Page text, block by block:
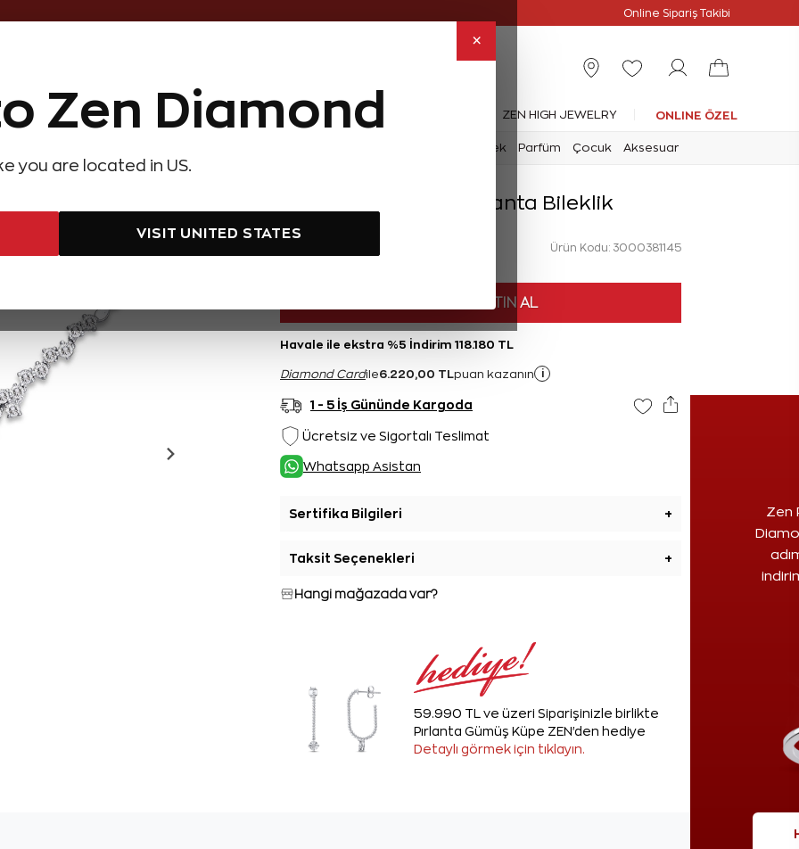
×
Zen Diamond
you are located in US.
VISIT UNITED STATES
Online Sipariş Takibi
Hediye Önerileri Evlilik Teklifi Setler Özel Koleksiyonlar ZEN HIGH JEWELRY ONLINE ÖZEL
Erkek Parfüm Çocuk Aksesuar
0,85 Karat Pırlanta Bileklik
Ürün Kodu: 3000381145
124.400 TL
HEMEN SATIN AL
Havale ile ekstra %5 İndirim 118.180 TL
Diamond Cardile6.220,00 TL puan kazanın i
Zen
1 - 5 İş Gününde Kargoda
Ücretsiz ve Sigortalı Teslimat
Whatsapp Asistan
Sertifika Bilgileri +
Taksit Seçenekleri +
Hangi mağazada var?
59.990 TL ve üzeri Siparişinizle birlikte
Pırlanta Gümüş Küpe ZEN'den hediye
Detaylı görmek için tıklayın.